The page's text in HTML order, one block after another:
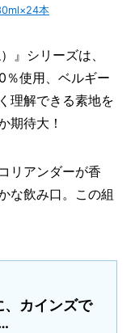
本
』シリーズは、
％使用、ベルギー
理解できる素地を
期待大！
リアンダーが香
な飲み口。この組
、カインズで